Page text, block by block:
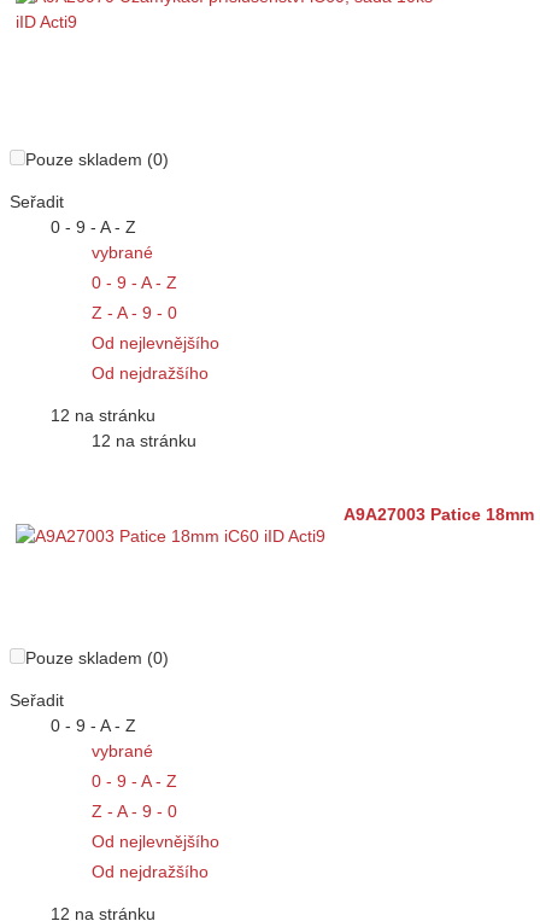
Pouze skladem (0)
Seřadit
0 - 9 - A - Z
vybrané
0 - 9 - A - Z
Z - A - 9 - 0
Od nejlevnějšího
Od nejdražšího
12 na stránku
12 na stránku
A9A27003 Patice
Pouze skladem (0)
Seřadit
0 - 9 - A - Z
vybrané
0 - 9 - A - Z
Z - A - 9 - 0
Od nejlevnějšího
Od nejdražšího
12 na stránku